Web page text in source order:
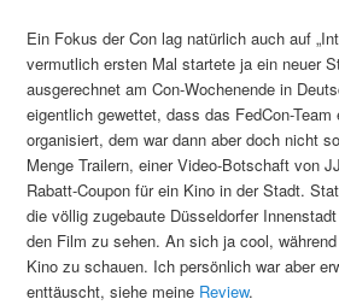
Ein Fokus der Con lag natürlich auch auf
vermutlich ersten Mal startete ja ein neuer
ausgerechnet am Con-Wochenende in
eigentlich gewettet, dass das FedCon-
organisiert, dem war dann aber doch nicht
Menge Trailern, einer Video-Botschaft von
Rabatt-Coupon für ein Kino in der Stadt.
die völlig zugebaute Düsseldorfer
den Film zu sehen. An sich ja cool,
Kino zu schauen. Ich persönlich war aber
enttäuscht, siehe meine Review.